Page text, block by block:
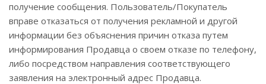
получение сообщения. Пользователь/Покупатель
вправе отказаться от получения рекламной и другой
информации без объяснения причин отказа путем
информирования Продавца о своем отказе по телефону,
либо посредством направления соответствующего
заявления на электронный адрес Продавца.